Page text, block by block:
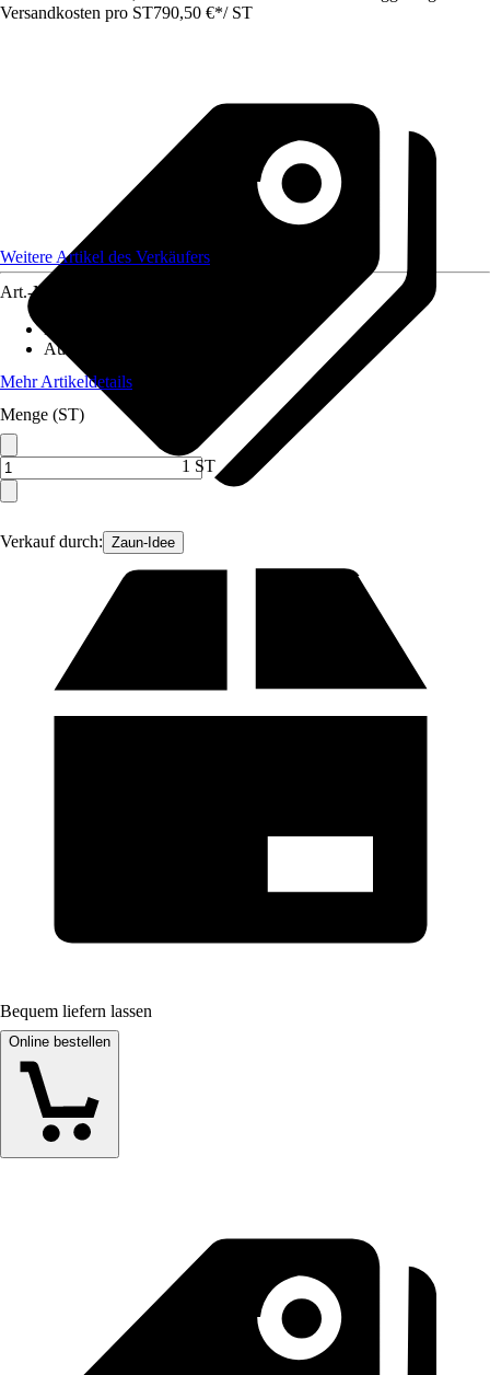
Versandkosten pro ST790,50 €*/ ST
Verkauf durch: Zaun-Idee
Weitere Artikel des Verkäufers
Art.-Nr.
Material
Ausführung
Mehr Artikeldetails
Menge (ST)
1 ST
Bequem liefern lassen
Online bestellen